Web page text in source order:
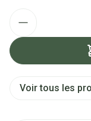
Voir tous les